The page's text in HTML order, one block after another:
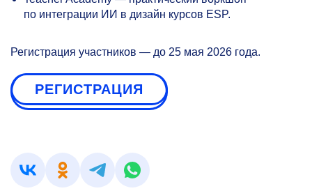
по интеграции ИИ в дизайн курсов ESP.
Регистрация участников — до 25 мая 2026 года.
РЕГИСТРАЦИЯ